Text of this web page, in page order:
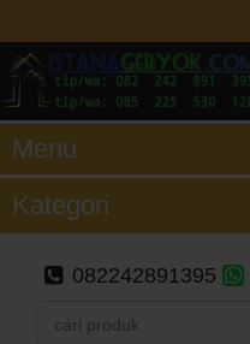
Menu
Kategori
082242891395